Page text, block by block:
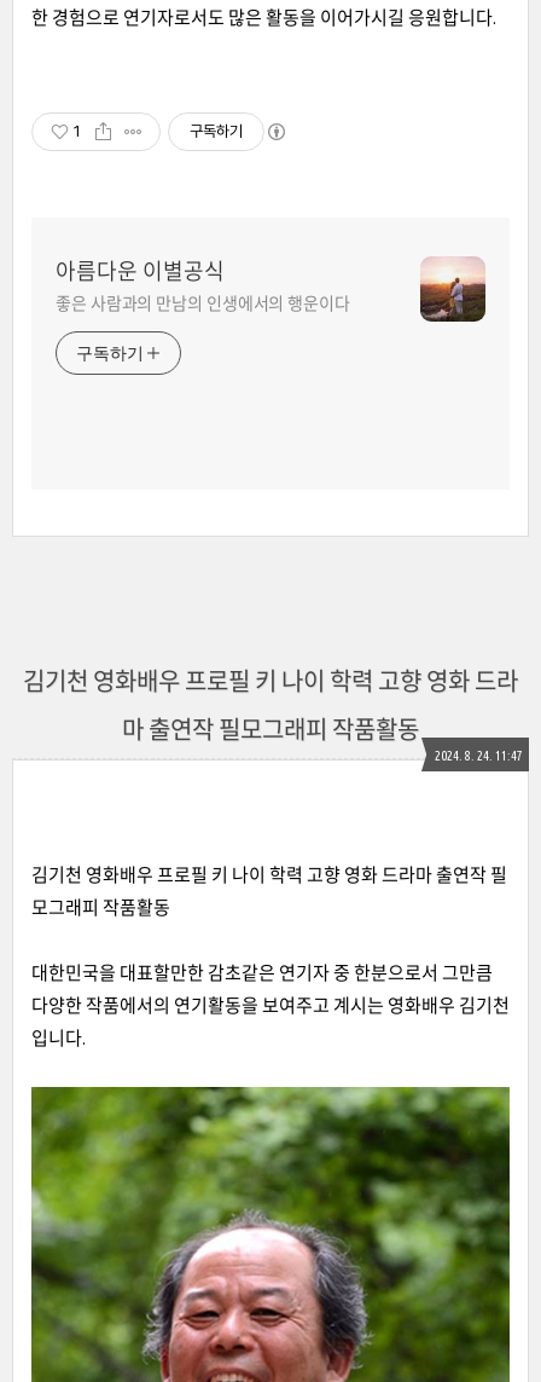
한 경험으로 연기자로서도 많은 활동을 이어가시길 응원합니다.
1 구독하기
아름다운 이별공식
좋은 사람과의 만남의 인생에서의 행운이다
구독하기
김기천 영화배우 프로필 키 나이 학력 고향 영화 드라
마 출연작 필모그래피 작품활동
2024. 8. 24. 11:47
김기천 영화배우 프로필 키 나이 학력 고향 영화 드라마 출연작 필
모그래피 작품활동
대한민국을 대표할만한 감초같은 연기자 중 한분으로서 그만큼
다양한 작품에서의 연기활동을 보여주고 계시는 영화배우 김기천
입니다.